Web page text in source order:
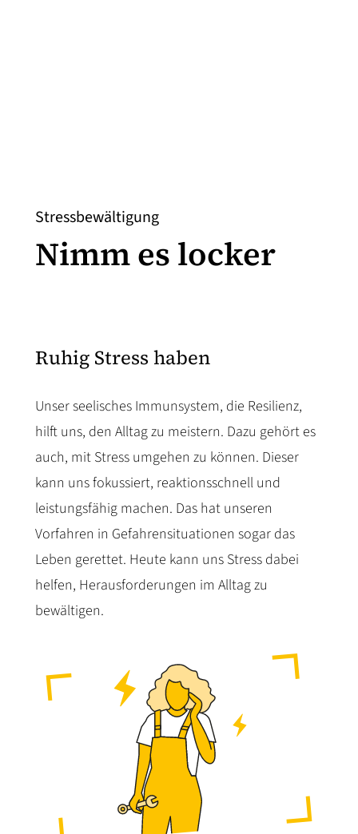
Stressbewältigung
Nimm es locker
Ruhig Stress haben
Unser seelisches Immunsystem, die Resilienz,
hilft uns, den Alltag zu meistern. Dazu gehört es
auch, mit Stress umgehen zu können. Dieser
kann uns fokussiert, reaktionsschnell und
leistungsfähig machen. Das hat unseren
Vorfahren in Gefahrensituationen sogar das
Leben gerettet. Heute kann uns Stress dabei
helfen, Herausforderungen im Alltag zu
bewältigen.